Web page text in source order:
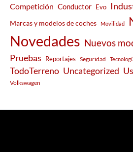
Competición Conductor Evo
Marcas y modelos de coches Movilidad
Novedades Nuevos
Pruebas Reportajes Seguridad
TodoTerreno Uncategorized
Volkswagen